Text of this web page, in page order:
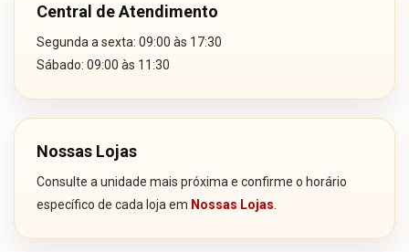
Central de Atendimento
Segunda a sexta: 09:00 às 17:30
Sábado: 09:00 às 11:30
Nossas Lojas
Consulte a unidade mais próxima e confirme o horário
específico de cada loja em Nossas Lojas